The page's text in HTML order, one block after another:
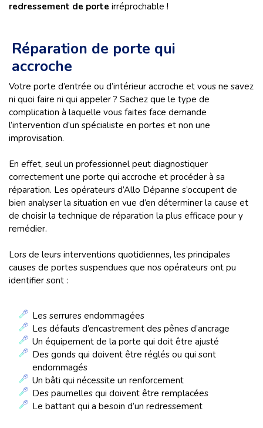
redressement de porte irréprochable !
Réparation de porte qui
accroche
Votre porte d’entrée ou d’intérieur accroche et vous ne savez
ni quoi faire ni qui appeler ? Sachez que le type de
complication à laquelle vous faites face demande
l’intervention d’un spécialiste en portes et non une
improvisation.
En effet, seul un professionnel peut diagnostiquer
correctement une porte qui accroche et procéder à sa
réparation. Les opérateurs d’Allo Dépanne s’occupent de
bien analyser la situation en vue d’en déterminer la cause et
de choisir la technique de réparation la plus efficace pour y
remédier.
Lors de leurs interventions quotidiennes, les principales
causes de portes suspendues que nos opérateurs ont pu
identifier sont :
Les serrures endommagées
Les défauts d’encastrement des pênes d’ancrage
Un équipement de la porte qui doit être ajusté
Des gonds qui doivent être réglés ou qui sont
endommagés
Un bâti qui nécessite un renforcement
Des paumelles qui doivent être remplacées
Le battant qui a besoin d’un redressement